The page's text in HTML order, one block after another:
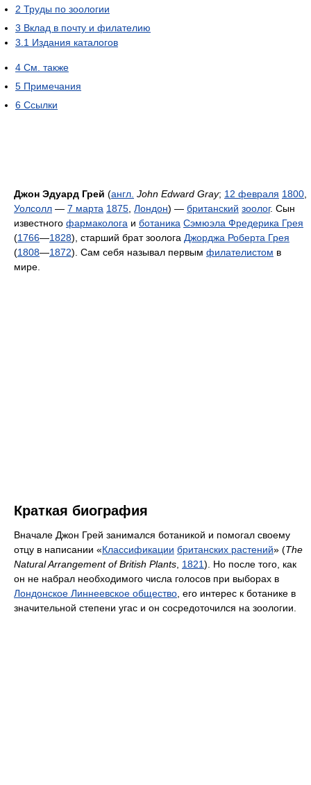
2 Труды по зоологии
3 Вклад в почту и филателию
3.1 Издания каталогов
4 См. также
5 Примечания
6 Ссылки
Джон Эдуард Грей (англ. John Edward Gray; 12 февраля 1800
Уолсолл — 7 марта 1875 Лондон) — британский зоолог. Сын
известного фармаколога и ботаника Сэмюэла Фредерика Грея
(1766—1828), старший брат зоолога Джорджа Роберта Грея
(1808—1872). Сам себя называл первым филателистом в
мире.
Краткая биография
Вначале Джон Грей занимался ботаникой и помогал своему
отцу в написании «Классификации британских растений» (The
Natural Arrangement of British Plants 1821). Но после того, как
он не набрал необходимого числа голосов при выборах в
Лондонское Линнеевское общество , его интерес к ботанике в
значительной степени угас и он сосредоточился на зоологии.